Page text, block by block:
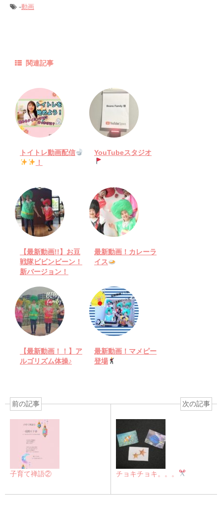
-動画
関連記事
トイトレ動画配信
！
YouTubeスタジオ
【最新動画!!】お豆
戦隊ビビンビーン！
新バージョン！
最新動画！カレーラ
イス
【最新動画！！】ア
ルゴリズム体操♪
最新動画！マメピー
登場
前の記事
子育て禅語②
次の記事
チョキチョキ。。。